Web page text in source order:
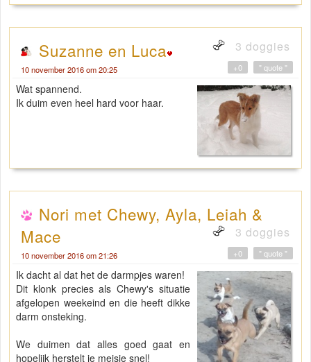
Suzanne en Luca 3 doggies
10 november 2016 om 20:25 " quote "
+0
Wat spannend.
Ik duim even heel hard voor haar.
Nori met Chewy, Ayla, Leiah &
Mace
3 doggies
10 november 2016 om 21:26 " quote "
+0
Ik dacht al dat het de darmpjes waren!
Dit klonk precies als Chewy's situatie
afgelopen weekeind en die heeft dikke
darm onsteking.
We duimen dat alles goed gaat en
hopelijk herstelt je meisje snel!